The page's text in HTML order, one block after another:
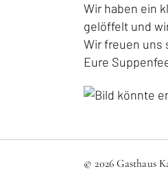
Wir haben ein
gelöffelt und
Wir freuen uns
Eure
© 2026 Gasthaus